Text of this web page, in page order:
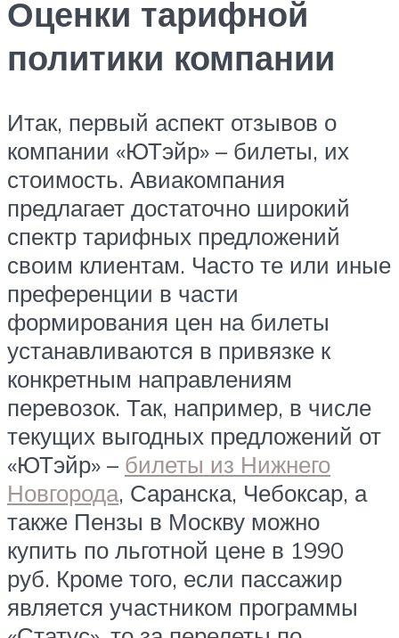
Оценки тарифной
политики компании
Итак, первый аспект отзывов о
компании «ЮТэйр» – билеты, их
стоимость. Авиакомпания
предлагает достаточно широкий
спектр тарифных предложений
своим клиентам. Часто те или иные
преференции в части
формирования цен на билеты
устанавливаются в привязке к
конкретным направлениям
перевозок. Так, например, в числе
текущих выгодных предложений от
«ЮТэйр» – билеты из Нижнего
Новгорода, Саранска, Чебоксар, а
также Пензы в Москву можно
купить по льготной цене в 1990
руб. Кроме того, если пассажир
является участником программы